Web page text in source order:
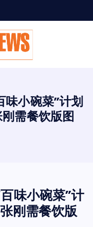
小碗菜”计划
需餐饮版图
味小碗菜”计
刚需餐饮版